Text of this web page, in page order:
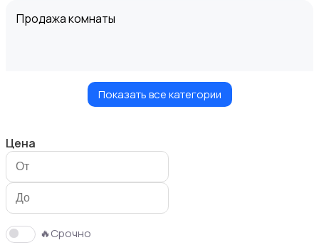
Продажа комнаты
Продажа участка
Показать все категории
Цена
🔥Срочно